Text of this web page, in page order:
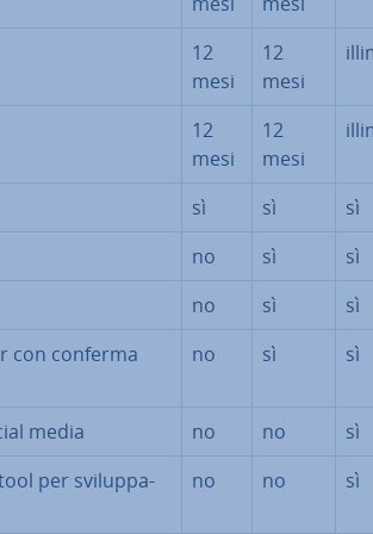
12
mesi
12
mesi
12
mesi
12
mesi
sì sì
sì
no sì
sì
no sì
sì
con conferma
no sì sì
media no no
sì
per svi­lup­pa­
no no sì